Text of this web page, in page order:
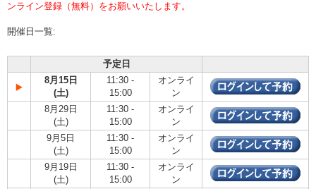
ンライン登録（無料）をお願いいたします。
開催日一覧:
予定日
8月15日
(土)
11:30 -
15:00
オンライ
ン
8月29日
(土)
11:30 -
15:00
オンライ
ン
9月5日
(土)
11:30 -
15:00
オンライ
ン
9月19日
(土)
11:30 -
15:00
オンライ
ン